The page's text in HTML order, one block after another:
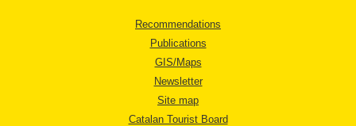
Recommendations
Publications
GIS/Maps
Newsletter
Site map
Catalan Tourist Board